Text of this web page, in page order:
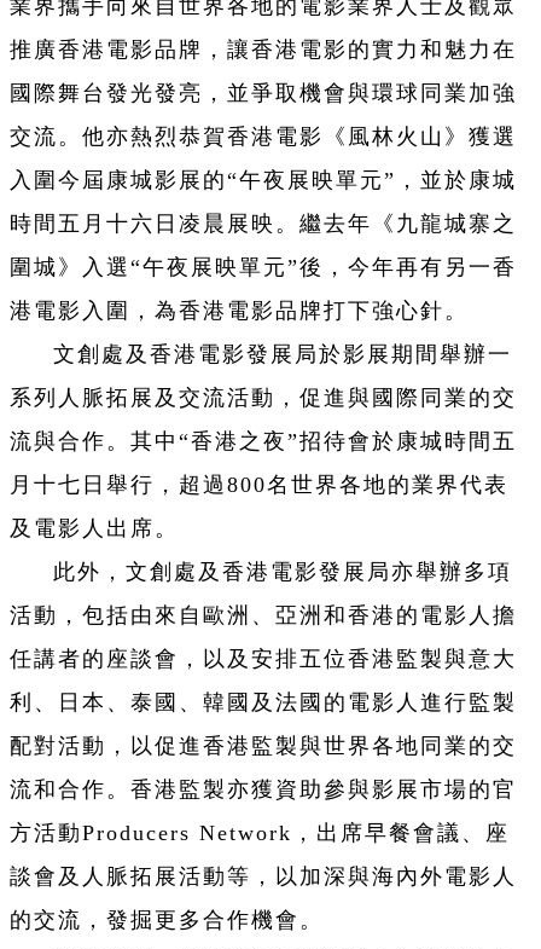
業界攜手向來自世界各地的電影業界人士及觀眾
推廣香港電影品牌，讓香港電影的實力和魅力在
國際舞台發光發亮，並爭取機會與環球同業加強
交流。他亦熱烈恭賀香港電影《風林火山》獲選
入圍今屆康城影展的“午夜展映單元”，並於康城
時間五月十六日凌晨展映。繼去年《九龍城寨之
圍城》入選“午夜展映單元”後，今年再有另一香
港電影入圍，為香港電影品牌打下強心針。
文創處及香港電影發展局於影展期間舉辦一
系列人脈拓展及交流活動，促進與國際同業的交
流與合作。其中“香港之夜”招待會於康城時間五
月十七日舉行，超過800名世界各地的業界代表
及電影人出席。
此外，文創處及香港電影發展局亦舉辦多項
活動，包括由來自歐洲、亞洲和香港的電影人擔
任講者的座談會，以及安排五位香港監製與意大
利、日本、泰國、韓國及法國的電影人進行監製
配對活動，以促進香港監製與世界各地同業的交
流和合作。香港監製亦獲資助參與影展市場的官
方活動Producers Network，出席早餐會議、座
談會及人脈拓展活動等，以加深與海內外電影人
的交流，發掘更多合作機會。